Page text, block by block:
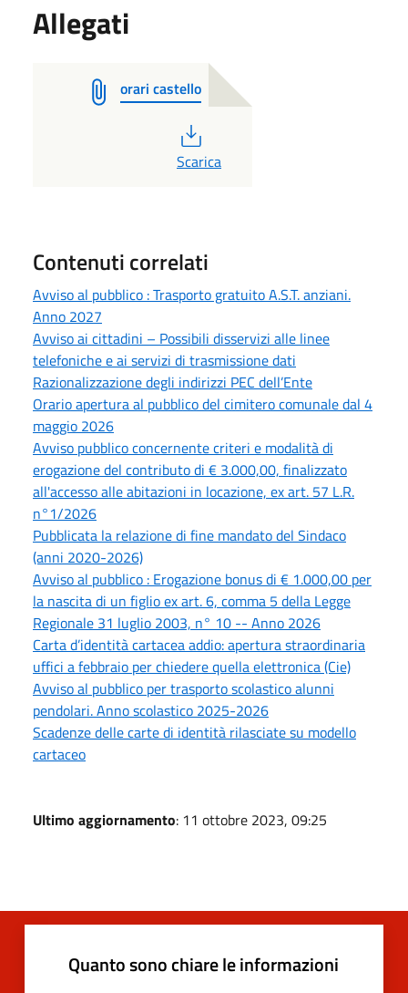
Allegati
orari castello
PDF
Scarica
Contenuti correlati
Avviso al pubblico : Trasporto gratuito A.S.T. anziani.
Anno 2027
Avviso ai cittadini – Possibili disservizi alle linee
telefoniche e ai servizi di trasmissione dati
Razionalizzazione degli indirizzi PEC dell’Ente
Orario apertura al pubblico del cimitero comunale dal 4
maggio 2026
Avviso pubblico concernente criteri e modalità di
erogazione del contributo di € 3.000,00, finalizzato
all'accesso alle abitazioni in locazione, ex art. 57 L.R.
n°1/2026
Pubblicata la relazione di fine mandato del Sindaco
(anni 2020-2026)
Avviso al pubblico : Erogazione bonus di € 1.000,00 per
la nascita di un figlio ex art. 6, comma 5 della Legge
Regionale 31 luglio 2003, n° 10 -- Anno 2026
Carta d’identità cartacea addio: apertura straordinaria
uffici a febbraio per chiedere quella elettronica (Cie)
Avviso al pubblico per trasporto scolastico alunni
pendolari. Anno scolastico 2025-2026
Scadenze delle carte di identità rilasciate su modello
cartaceo
Ultimo aggiornamento: 11 ottobre 2023, 09:25
Quanto sono chiare le informazioni